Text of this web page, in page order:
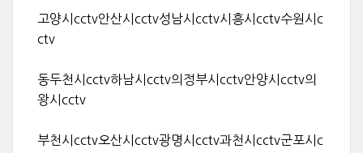
고양시cctv안산시cctv성남시cctv시흥시cctv수원시c
ctv
동두천시cctv하남시cctv의정부시cctv안양시cctv의
왕시cctv
부천시cctv오산시cctv광명시cctv과천시cctv군포시c